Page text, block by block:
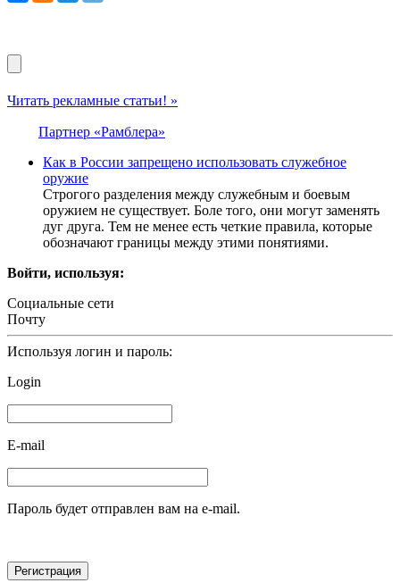
Читать рекламные статьи! »
Партнер «Рамблера»
Как в России запрещено использовать служебное
оружие
Строгого разделения между служебным и боевым
оружием не существует. Боле того, они могут заменять
дуг друга. Тем не менее есть четкие правила, которые
обозначают границы между этими понятиями.
Войти, используя:
Социальные сети
Почту
Используя логин и пароль:
Login
E-mail
Пароль будет отправлен вам на e-mail.